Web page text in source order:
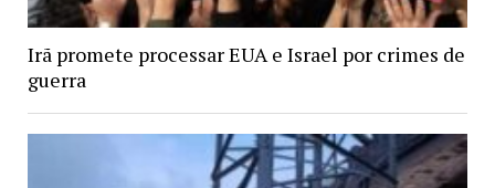
Irã promete processar EUA e Israel por crimes de
guerra